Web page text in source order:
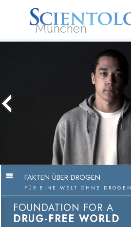
München
Geistliche
FAKTEN ÜBER DROGEN
FÜR EINE WELT OHNE DROGEN
FOUNDATION FOR A
DRUG-FREE WORLD